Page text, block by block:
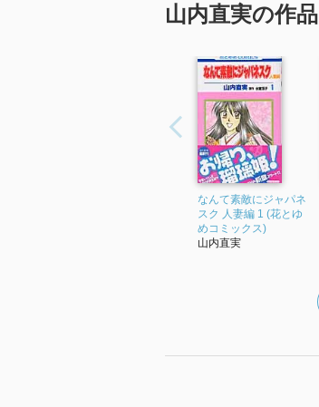
山内直実の作品
なんて素敵にジャパネ
スク 人妻編 1 (花とゆ
めコミックス)
山内直実